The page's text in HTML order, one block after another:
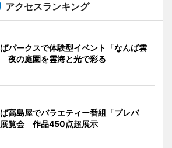
アクセスランキング
パークスで体験型イベント「なんば雲
夜の庭園を雲海と光で彩る
高島屋でバラエティー番組「プレバ
展覧会 作品450点超展示